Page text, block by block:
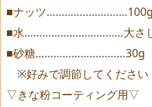
■ナッツ………………………100g
■水……………………………大さ
■砂糖…………………………30g
※好みで調節してください
▽きな粉コーティング用▽